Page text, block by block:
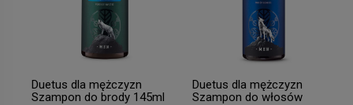
Duetus dla mężczyzn
Szampon do brody 145ml
Duetus dla mężczyzn
Szampon do włosów